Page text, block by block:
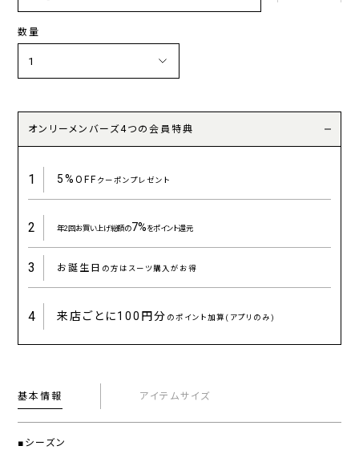
数量
オンリーメンバーズ4つの会員特典
1 5%OFFクーポンプレゼント
2 年2回お買い上げ総額の7%をポイント還元
3 お誕生日 の方はスーツ購入がお得
4 来店ごとに100円分 のポイント加算(アプリのみ)
基本情報 アイテムサイズ
■シーズン